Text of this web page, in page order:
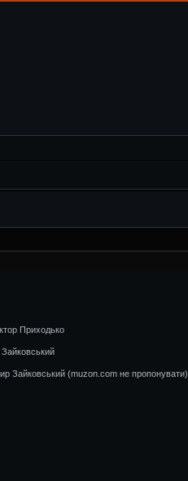
Приходько
Зайковський (muzon.com не пропонувати)